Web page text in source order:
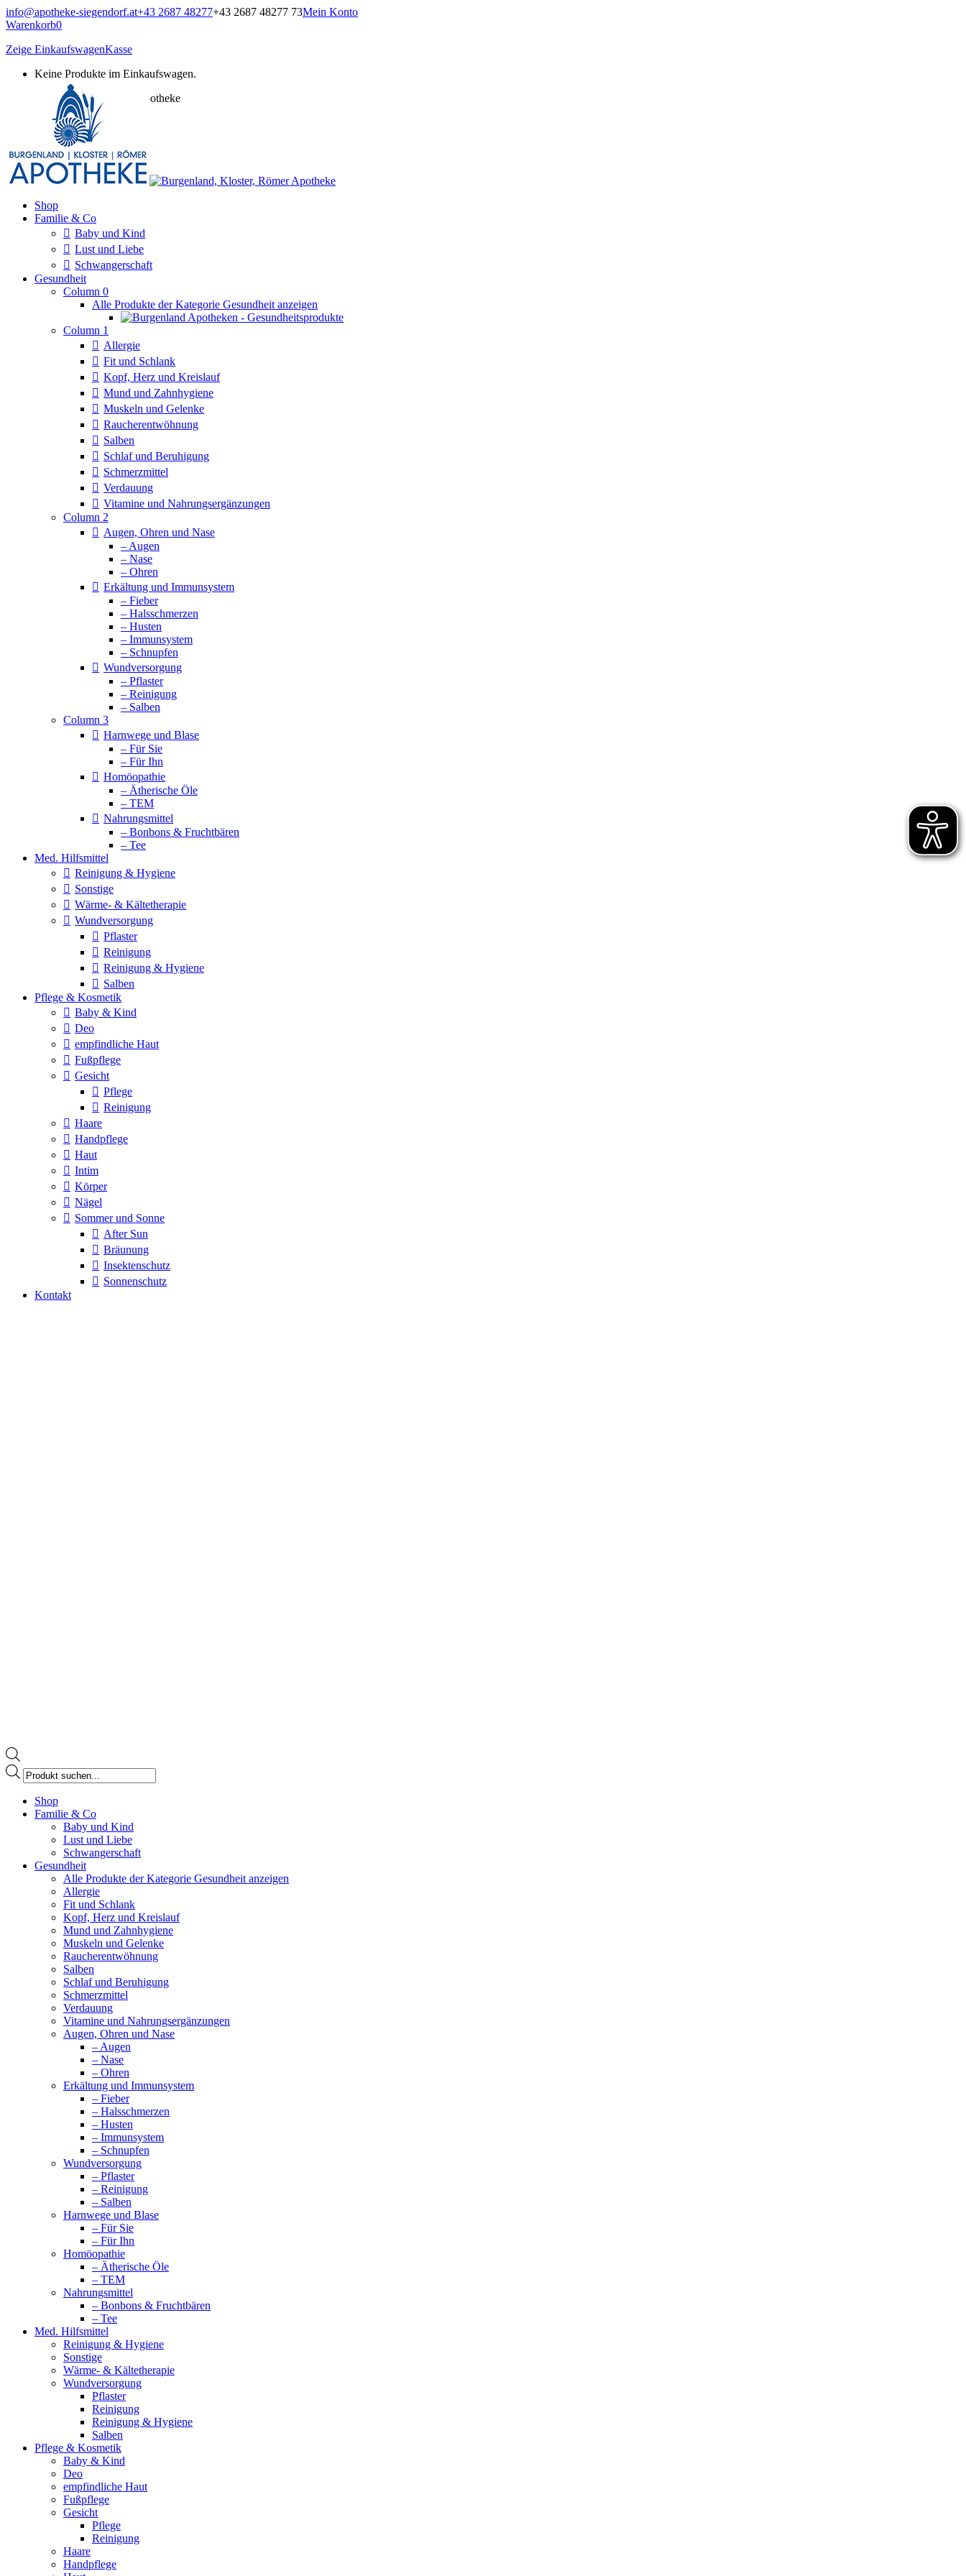
Zum
Inhalt
info@apotheke-siegendorf.at+43 2687 48277+43 2687 48277 73Mein Konto
Warenkorb0
Zeige EinkaufswagenKasse
Keine Produkte im Einkaufswagen.
Burgenland, Kloster, Römer Apotheke
Onlineshop
Shop
Familie & Co
Baby und Kind
Lust und Liebe
Schwangerschaft
Gesundheit
Column 0
Alle Produkte der Kategorie Gesundheit anzeigen
Column 1
Allergie
Fit und Schlank
Kopf, Herz und Kreislauf
Mund und Zahnhygiene
Muskeln und Gelenke
Raucherentwöhnung
Salben
Schlaf und Beruhigung
Schmerzmittel
Verdauung
Vitamine und Nahrungsergänzungen
Column 2
Augen, Ohren und Nase
– Augen
– Nase
– Ohren
Erkältung und Immunsystem
– Fieber
– Halsschmerzen
– Husten
– Immunsystem
– Schnupfen
Wundversorgung
– Pflaster
– Reinigung
– Salben
Column 3
Harnwege und Blase
– Für Sie
– Für Ihn
Homöopathie
– Ätherische Öle
– TEM
Nahrungsmittel
– Bonbons & Fruchtbären
– Tee
Med. Hilfsmittel
Reinigung & Hygiene
Sonstige
Wärme- & Kältetherapie
Wundversorgung
Pflaster
Reinigung
Reinigung & Hygiene
Salben
Pflege & Kosmetik
Baby & Kind
Deo
empfindliche Haut
Fußpflege
Gesicht
Pflege
Reinigung
Haare
Handpflege
Haut
Intim
Körper
Nägel
Sommer und Sonne
After Sun
Bräunung
Insektenschutz
Sonnenschutz
Kontakt
Products
search
page
opens
Shop
Familie & Co
Baby und Kind
Lust und Liebe
Schwangerschaft
Gesundheit
Alle Produkte der Kategorie Gesundheit anzeigen
Allergie
Fit und Schlank
Kopf, Herz und Kreislauf
Mund und Zahnhygiene
Muskeln und Gelenke
Raucherentwöhnung
Salben
Schlaf und Beruhigung
Schmerzmittel
Verdauung
Vitamine und Nahrungsergänzungen
Augen, Ohren und Nase
– Augen
– Nase
– Ohren
Erkältung und Immunsystem
– Fieber
– Halsschmerzen
– Husten
– Immunsystem
– Schnupfen
Wundversorgung
– Pflaster
– Reinigung
– Salben
Harnwege und Blase
– Für Sie
– Für Ihn
Homöopathie
– Ätherische Öle
– TEM
Nahrungsmittel
– Bonbons & Fruchtbären
– Tee
Med. Hilfsmittel
Reinigung & Hygiene
Sonstige
Wärme- & Kältetherapie
Wundversorgung
Pflaster
Reinigung
Reinigung & Hygiene
Salben
Pflege & Kosmetik
Baby & Kind
Deo
empfindliche Haut
Fußpflege
Gesicht
Pflege
Reinigung
Haare
Handpflege